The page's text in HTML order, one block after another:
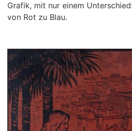
Grafik, mit nur einem
von Rot zu Blau.